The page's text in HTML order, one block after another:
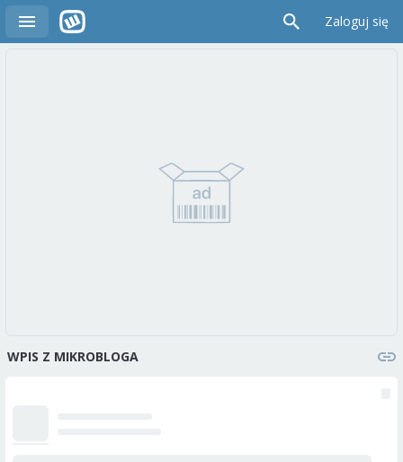
Zaloguj się
WPIS Z MIKROBLOGA